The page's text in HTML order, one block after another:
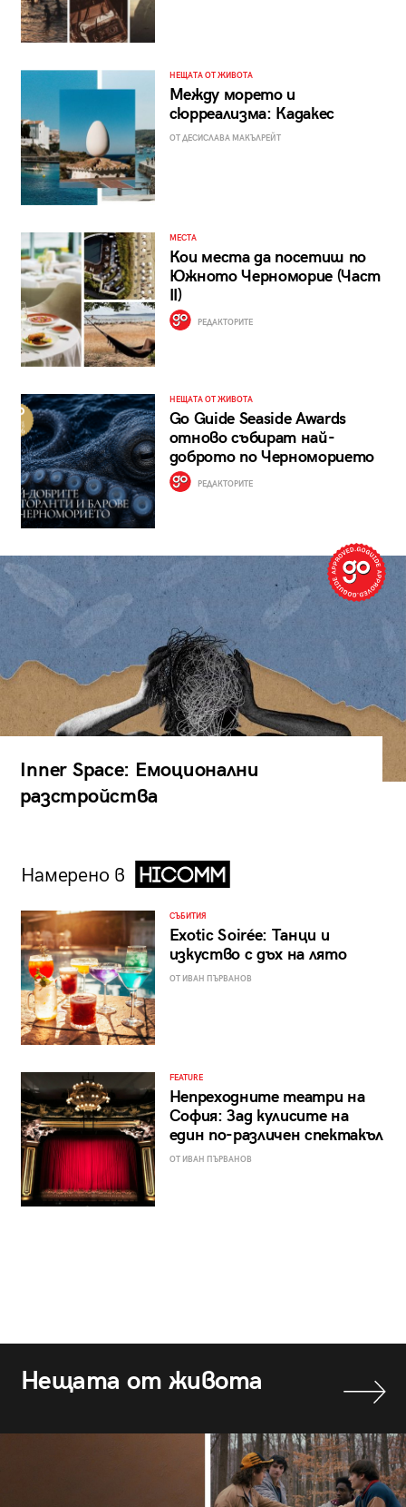
НЕЩАТА ОТ ЖИВОТА
Между морето и
сюрреализма: Кадакес
ОТ ДЕСИСЛАВА МАКЪЛРЕЙТ
МЕСТА
Кои места да посетиш по
Южното Черноморие (Част
II)
РЕДАКТОРИТЕ
НЕЩАТА ОТ ЖИВОТА
Go Guide Seaside Awards
отново събират най-
доброто по Черноморието
РЕДАКТОРИТЕ
Inner Space: Емоционални
разстройства
Намерено в
СЪБИТИЯ
Exotic Soirée: Танци и
изкуство с дъх на лято
ОТ ИВАН ПЪРВАНОВ
FEATURE
Непреходните театри на
София: Зад кулисите на
един по-различен спектакъл
ОТ ИВАН ПЪРВАНОВ
Нещата от живота